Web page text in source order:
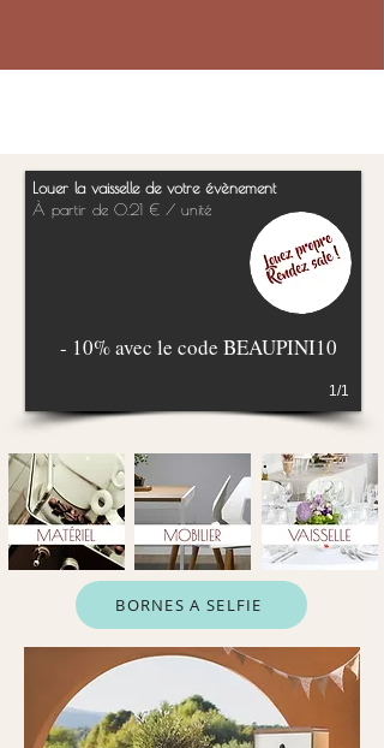
1/1
Louer la vaisselle de votre évènement
À partir de 0.21 € / unité
- 10% avec le code BEAUPINI10
BORNES A SELFIE